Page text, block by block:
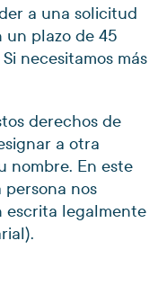
a una solicitud
plazo de 45
necesitamos más
derechos de
a otra
nombre. En este
persona nos
escrita legalmente